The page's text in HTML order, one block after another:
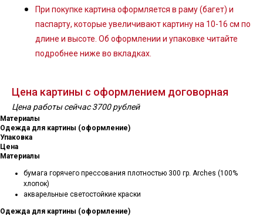
При покупке картина оформляется в раму (багет) и
паспарту, которые увеличивают картину на 10-16 см по
длине и высоте. Об оформлении и упаковке читайте
подробнее ниже во вкладках.
Цена картины с оформлением договорная
Цена работы сейчас 3700 рублей
Материалы
Одежда для картины (оформление)
Упаковка
Цена
Материалы
бумага горячего прессования плотностью 300 гр. Arches (100%
хлопок)
акварельные светостойкие краски
Одежда для картины (оформление)